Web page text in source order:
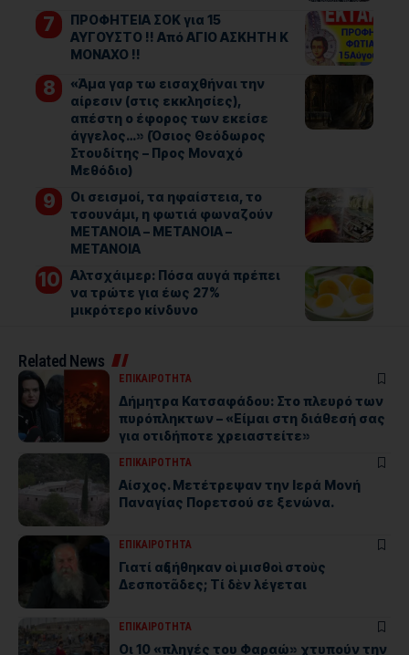
ΠΡΟΦΗΤΕΙΑ ΣΟΚ για 15
ΑΥΓΟΥΣΤΟ !! Από ΑΓΙΟ ΑΣΚΗΤΗ Κ
ΜΟΝΑΧΟ !!
«Άμα γαρ τω εισαχθήναι την
αίρεσιν (στις εκκλησίες),
απέστη ο έφορος των εκείσε
άγγελος…» (Όσιος Θεόδωρος
Στουδίτης – Προς Μοναχό
Μεθόδιο)
Οι σεισμοί, τα ηφαίστεια, το
τσουνάμι, η φωτιά φωναζούν
ΜΕΤΑΝΟΙΑ – ΜΕΤΑΝΟΙΑ –
ΜΕΤΑΝΟΙΑ
Αλτσχάιμερ: Πόσα αυγά πρέπει
να τρώτε για έως 27%
μικρότερο κίνδυνο
Related News
ΕΠΙΚΑΙΡΟΤΗΤΑ
Δήμητρα Κατσαφάδου: Στο πλευρό των
πυρόπληκτων – «Είμαι στη διάθεσή σας
για οτιδήποτε χρειαστείτε»
ΕΠΙΚΑΙΡΟΤΗΤΑ
Αίσχος. Μετέτρεψαν την Ιερά Μονή
Παναγίας Πορετσού σε ξενώνα.
ΕΠΙΚΑΙΡΟΤΗΤΑ
Γιατί αὐξήθηκαν οἱ μισθοὶ στοὺς
Δεσποτᾶδες; Τί δὲν λέγεται
ΕΠΙΚΑΙΡΟΤΗΤΑ
Οι 10 «πληγές του Φαραώ» χτυπούν την